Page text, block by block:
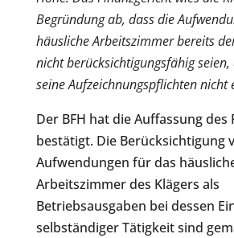
Begründung ab, dass die
häusliche Arbeitszimmer bereits
nicht berücksichtigungsfähig
seine Aufzeichnungspflichten nicht
Der BFH hat die Auffassung des
bestätigt. Die Berücksichtigung
Aufwendungen für das
Arbeitszimmer des Klägers als
Betriebsausgaben bei dessen
selbständiger Tätigkeit sind